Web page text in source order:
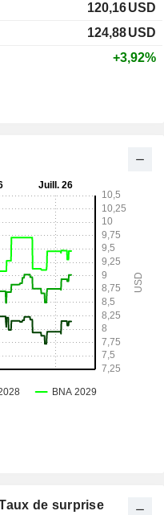
120,16USD
124,88USD
+3,92%
de surprise